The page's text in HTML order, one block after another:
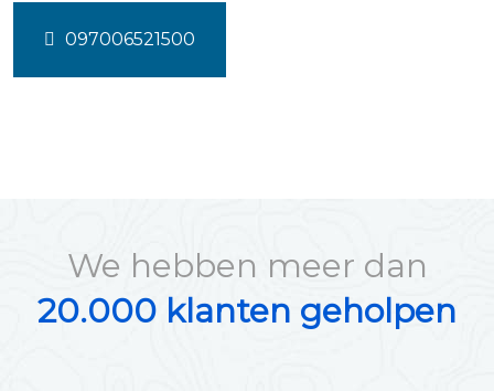
097006521500
We hebben meer dan
20.000 klanten geholpen